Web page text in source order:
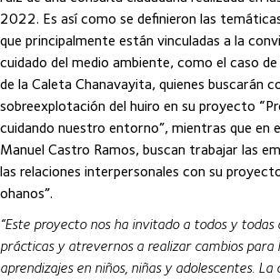
2022. Es así como se definieron las
que principalmente están vinculadas a la
cuidado del medio ambiente, como el caso
de la Caleta Chanavayita, quienes buscarán
sobreexplotación del huiro en su proyecto
cuidando nuestro entorno”, mientras que en
Manuel Castro Ramos, buscan trabajar las
las relaciones interpersonales con su
ohanos”.
“Este proyecto nos ha invitado a todos y
prácticas y atrevernos a realizar cambios para
aprendizajes en niños, niñas y adolescentes.